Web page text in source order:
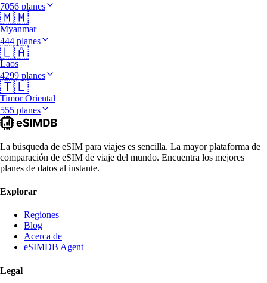
7056 planes
🇲🇲
Myanmar
444 planes
🇱🇦
Laos
4299 planes
🇹🇱
Timor Oriental
555 planes
La búsqueda de eSIM para viajes es sencilla. La mayor plataforma de
comparación de eSIM de viaje del mundo. Encuentra los mejores
planes de datos al instante.
Explorar
Regiones
Blog
Acerca de
eSIMDB Agent
Legal